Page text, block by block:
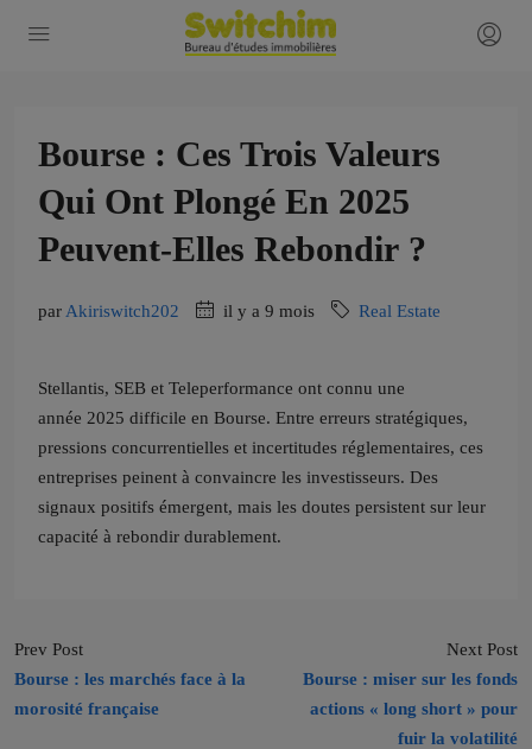
Bourse : Ces Trois Valeurs
Qui Ont Plongé En 2025
Peuvent-Elles Rebondir ?
par Akiriswitch202 il y a 9 mois Real Estate
Stellantis, SEB et Teleperformance ont connu une
année 2025 difficile en Bourse. Entre erreurs stratégiques,
pressions concurrentielles et incertitudes réglementaires, ces
entreprises peinent à convaincre les investisseurs. Des
signaux positifs émergent, mais les doutes persistent sur leur
capacité à rebondir durablement.
Prev Post
Bourse : les marchés face à la
morosité française
Next Post
Bourse : miser sur les fonds
actions « long short » pour
fuir la volatilité